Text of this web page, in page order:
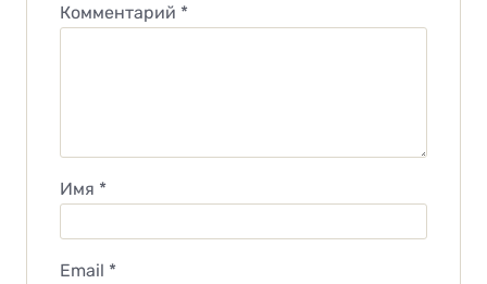
Комментарий *
Имя *
Email *